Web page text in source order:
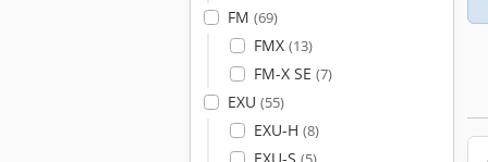
FM (69)
FMX (13)
FM-X SE (7)
EXU (55)
EXU-H (8)